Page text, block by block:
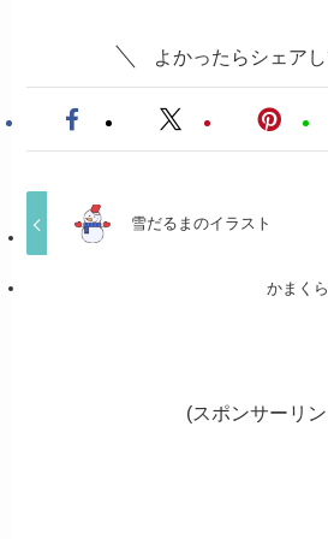
よかったらシェアし
雪だるまのイラスト
かまく
(スポンサーリ